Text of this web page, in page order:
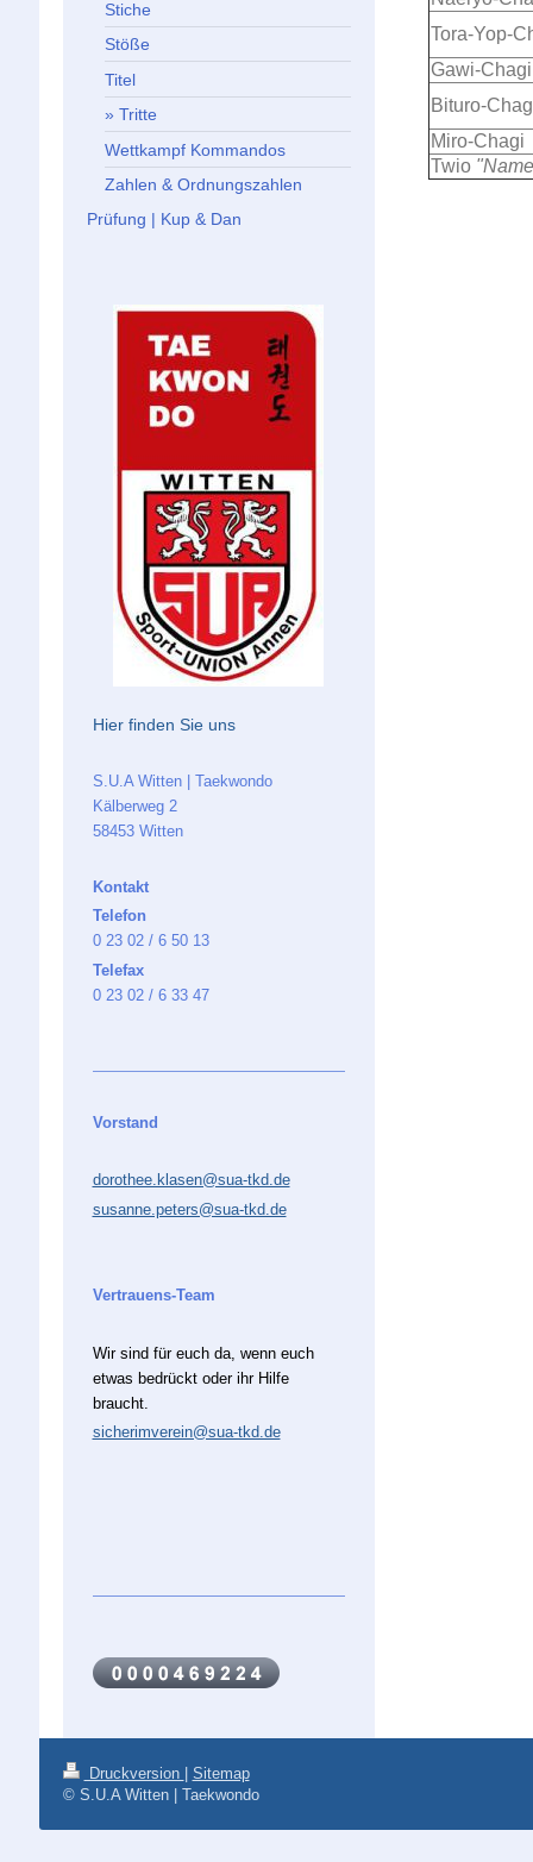
Tora-Yop-
Gawi-Chagi
Bituro-
Miro-Chagi
Twio "Name
Stiche
Stöße
Titel
Tritte
Wettkampf Kommandos
Zahlen & Ordnungszahlen
Prüfung | Kup & Dan
Hier finden Sie uns
S.U.A Witten | Taekwondo
Kälberweg 2
58453 Witten
Kontakt
Telefon
0 23 02 / 6 50 13
Telefax
0 23 02 / 6 33 47
Vorstand
dorothee.klasen@sua-tkd.de
susanne.peters@sua-tkd.de
Vertrauens-Team
Wir sind für euch da, wenn euch
etwas bedrückt oder ihr Hilfe
braucht.
sicherimverein@sua-tkd.de
Druckversion
Sitemap
© S.U.A Witten | Taekwondo